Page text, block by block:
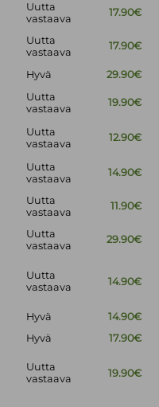
Uutta
vastaava
17.90€
Uutta
vastaava
17.90€
Hyvä
29.90€
Uutta
vastaava
19.90€
Uutta
vastaava
12.90€
Uutta
vastaava
14.90€
Uutta
vastaava
11.90€
Uutta
vastaava
29.90€
Uutta
vastaava
14.90€
Hyvä
14.90€
Hyvä
17.90€
Uutta
vastaava
19.90€